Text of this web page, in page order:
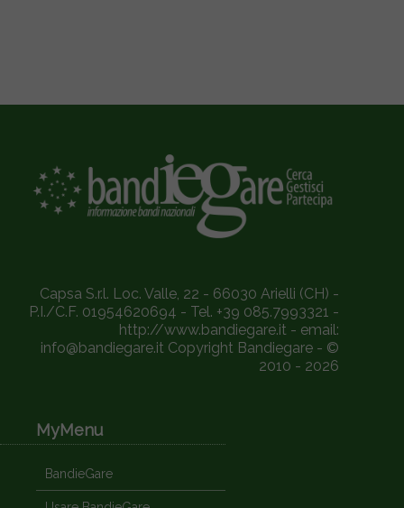
Capsa S.r.l. Loc. Valle, 22 - 66030 Arielli (CH) -
P.I./C.F. 01954620694 - Tel. +39 085.7993321 -
http://www.bandiegare.it - email:
info@bandiegare.it Copyright Bandiegare - ©
2010 - 2026
MyMenu
BandieGare